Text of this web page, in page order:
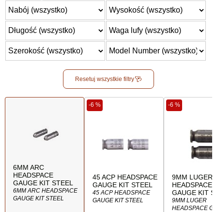
Resetuj wszystkie filtry
6MM ARC
HEADSPACE
GAUGE KIT STEEL
6MM ARC HEADSPACE
GAUGE KIT STEEL
-6 %
45 ACP HEADSPACE
GAUGE KIT STEEL
45 ACP HEADSPACE
GAUGE KIT STEEL
-6 %
9MM LUGER
HEADSPACE
GAUGE KIT
9MM LUGER
HEADSPACE